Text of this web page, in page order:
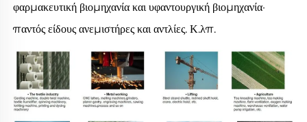
φαρμακευτική βιομηχανία και υφαντουργική βιομηχανία·
παντός είδους ανεμιστήρες και αντλίες. Κ.λπ.